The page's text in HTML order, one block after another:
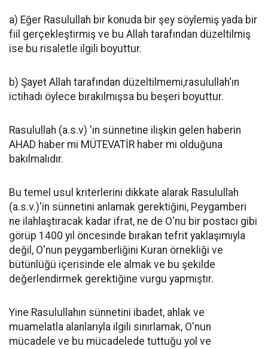
a) Eğer Rasulullah bir konuda bir şey söylemiş yada bir
fiil gerçekleştirmiş ve bu Allah tarafından düzeltilmiş
ise bu risaletle ilgili boyuttur.
b) Şayet Allah tarafından düzeltilmemi,rasulullah'ın
ictihadı öylece bırakılmışsa bu beşeri boyuttur.
Rasulullah (a.s.v) 'ın sünnetine ilişkin gelen haberin
AHAD haber mi MÜTEVATİR haber mi olduğuna
bakılmalıdır.
Bu temel usul kriterlerini dikkate alarak Rasulullah
(a.s.v.)'in sünnetini anlamak gerektiğini, Peygamberi
ne ilahlaştıracak kadar ifrat, ne de O'nu bir postacı gibi
görüp 1400 yıl öncesinde bırakan tefrit yaklaşımıyla
değil, O'nun peygamberliğini Kuran örnekliği ve
bütünlüğü içerisinde ele almak ve bu şekilde
değerlendirmek gerektiğine vurgu yapmıştır.
Yine Rasulullahın sünnetini ibadet, ahlak ve
muamelatla alanlarıyla ilgili sınırlamak, O'nun
mücadele ve bu mücadelede tuttuğu yol ve